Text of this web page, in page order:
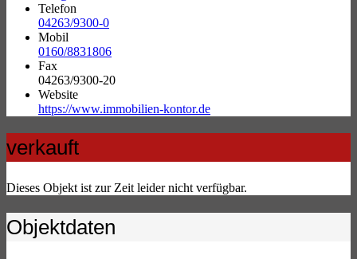
Telefon
04263/9300-0
Mobil
0160/8831806
Fax
04263/9300-20
Website
https://www.immobilien-kontor.de
verkauft
Dieses Objekt ist zur Zeit leider nicht verfügbar.
Objektdaten